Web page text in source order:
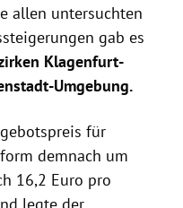
allen untersuchten
gab es
Klagenfurt-
Umgebung.
für
demnach um
16,2 Euro pro
legte der